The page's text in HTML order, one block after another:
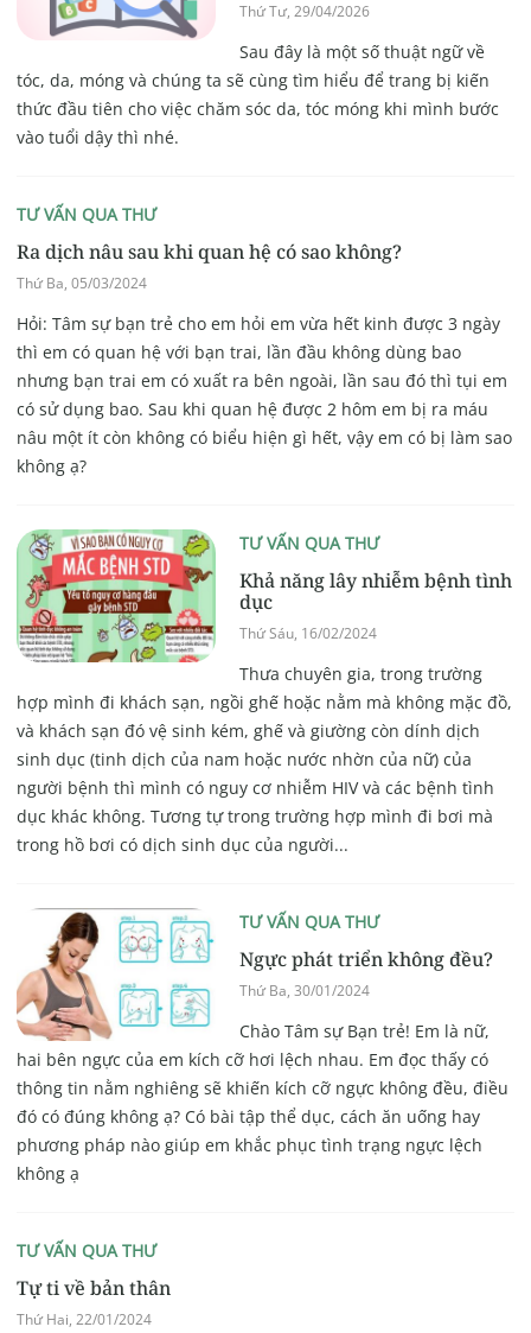
Thứ Tư, 29/04/2026
Sau đây là một số thuật ngữ về
tóc, da, móng và chúng ta sẽ cùng tìm hiểu để trang bị kiến
thức đầu tiên cho việc chăm sóc da, tóc móng khi mình bước
vào tuổi dậy thì nhé.
TƯ VẤN QUA THƯ
Ra dịch nâu sau khi quan hệ có sao không?
Thứ Ba, 05/03/2024
Hỏi: Tâm sự bạn trẻ cho em hỏi em vừa hết kinh được 3 ngày
thì em có quan hệ với bạn trai, lần đầu không dùng bao
nhưng bạn trai em có xuất ra bên ngoài, lần sau đó thì tụi em
có sử dụng bao. Sau khi quan hệ được 2 hôm em bị ra máu
nâu một ít còn không có biểu hiện gì hết, vậy em có bị làm sao
không ạ?
TƯ VẤN QUA THƯ
Khả năng lây nhiễm bệnh tình
dục
Thứ Sáu, 16/02/2024
Thưa chuyên gia, trong trường
hợp mình đi khách sạn, ngồi ghế hoặc nằm mà không mặc đồ,
và khách sạn đó vệ sinh kém, ghế và giường còn dính dịch
sinh dục (tinh dịch của nam hoặc nước nhờn của nữ) của
người bệnh thì mình có nguy cơ nhiễm HIV và các bệnh tình
dục khác không. Tương tự trong trường hợp mình đi bơi mà
trong hồ bơi có dịch sinh dục của người...
TƯ VẤN QUA THƯ
Ngực phát triển không đều?
Thứ Ba, 30/01/2024
Chào Tâm sự Bạn trẻ! Em là nữ,
hai bên ngực của em kích cỡ hơi lệch nhau. Em đọc thấy có
thông tin nằm nghiêng sẽ khiến kích cỡ ngực không đều, điều
đó có đúng không ạ? Có bài tập thể dục, cách ăn uống hay
phương pháp nào giúp em khắc phục tình trạng ngực lệch
không ạ
TƯ VẤN QUA THƯ
Tự ti về bản thân
Thứ Hai, 22/01/2024